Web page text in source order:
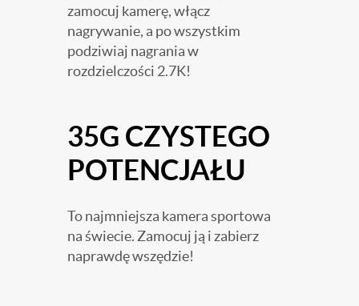
zamocuj kamerę, włącz
nagrywanie, a po wszystkim
podziwiaj nagrania w
rozdzielczości 2.7K!
35G CZYSTEGO
POTENCJAŁU
To najmniejsza kamera sportowa
na świecie. Zamocuj ją i zabierz
naprawdę wszędzie!